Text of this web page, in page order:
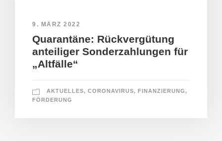
9. MÄRZ 2022
Quarantäne: Rückvergütung
anteiliger Sonderzahlungen für
„Altfälle“
AKTUELLES, CORONAVIRUS, FINANZIERUNG,
FÖRDERUNG